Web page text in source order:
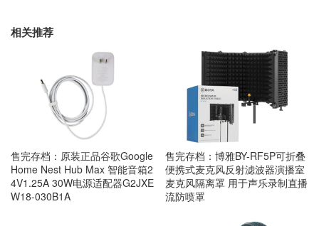
相关推荐
售完存档：原装正品谷歌Google
Home Nest Hub Max 智能音箱2
4V1.25A 30W电源适配器G2JXE
W18-030B1A
售完存档：博雅BY-RF5P可折叠
便携式麦克风反射滤波器演播室
麦克风隔离罩 用于声乐录制直播
流防喷罩